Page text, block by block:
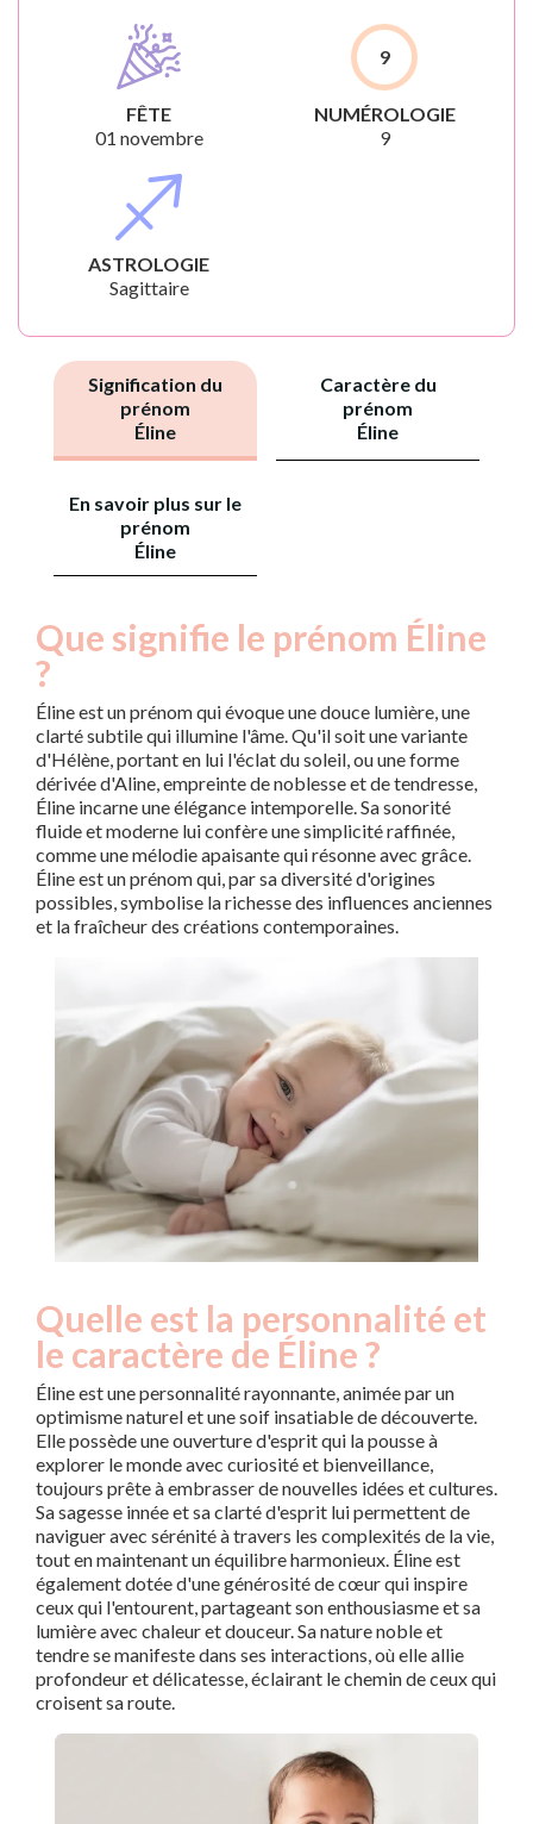
FÊTE
01 novembre
9
NUMÉROLOGIE
9
ASTROLOGIE
Sagittaire
Signification du
prénom
Éline
Caractère du
prénom
Éline
En savoir plus sur le
prénom
Éline
Que signifie le prénom Éline
?
Éline est un prénom qui évoque une douce lumière, une
clarté subtile qui illumine l'âme. Qu'il soit une variante
d'Hélène, portant en lui l'éclat du soleil, ou une forme
dérivée d'Aline, empreinte de noblesse et de tendresse,
Éline incarne une élégance intemporelle. Sa sonorité
fluide et moderne lui confère une simplicité raffinée,
comme une mélodie apaisante qui résonne avec grâce.
Éline est un prénom qui, par sa diversité d'origines
possibles, symbolise la richesse des influences anciennes
et la fraîcheur des créations contemporaines.
Quelle est la personnalité et
le caractère de Éline ?
Éline est une personnalité rayonnante, animée par un
optimisme naturel et une soif insatiable de découverte.
Elle possède une ouverture d'esprit qui la pousse à
explorer le monde avec curiosité et bienveillance,
toujours prête à embrasser de nouvelles idées et cultures.
Sa sagesse innée et sa clarté d'esprit lui permettent de
naviguer avec sérénité à travers les complexités de la vie,
tout en maintenant un équilibre harmonieux. Éline est
également dotée d'une générosité de cœur qui inspire
ceux qui l'entourent, partageant son enthousiasme et sa
lumière avec chaleur et douceur. Sa nature noble et
tendre se manifeste dans ses interactions, où elle allie
profondeur et délicatesse, éclairant le chemin de ceux qui
croisent sa route.